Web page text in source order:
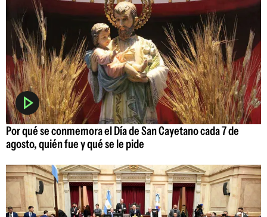
Por qué se conmemora el Día de San Cayetano cada 7 de
agosto, quién fue y qué se le pide